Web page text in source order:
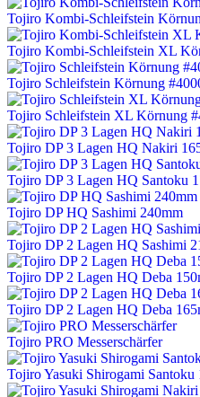
Tojiro Kombi-Schleifstein
Tojiro Kombi-Schleifstein XL
Tojiro Schleifstein Körnung
Tojiro Schleifstein XL Körnung
Tojiro DP 3 Lagen HQ Nakiri
Tojiro DP 3 Lagen HQ Santoku
Tojiro DP HQ Sashimi 240mm
Tojiro DP 2 Lagen HQ Sashimi
Tojiro DP 2 Lagen HQ Deba
Tojiro DP 2 Lagen HQ Deba
Tojiro PRO Messerschärfer
Tojiro Yasuki Shirogami Santoku